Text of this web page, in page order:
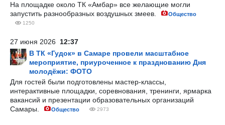
На площадке около ТК «Амбар» все желающие могли
запустить разнообразных воздушных змеев.
Общество
1250
27 июня 2026 12:37
В ТК «Гудок» в Самаре провели масштабное
мероприятие, приуроченное к празднованию Дня
молодёжи: ФОТО
Для гостей были подготовлены мастер-классы,
интерактивные площадки, соревнования, тренинги, ярмарка
вакансий и презентации образовательных организаций
Самары.
Общество 2973